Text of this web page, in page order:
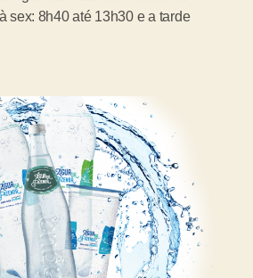
sex: 8h40 até 13h30 e a tarde